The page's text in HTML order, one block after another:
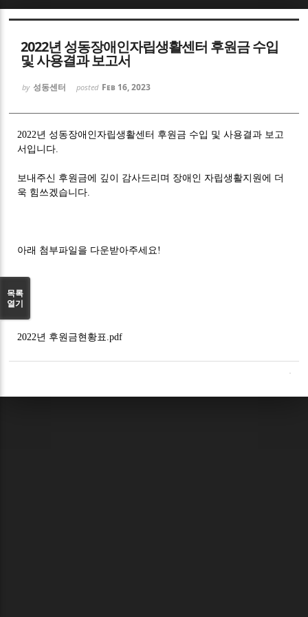
2022년 성동장애인자립생활센터 후원금 수입
및 사용결과 보고서
by 성동센터 posted Feb 16, 2023
2022년 성동장애인자립생활센터 후원금 수입 및 사용결과 보고
서입니다.
보내주신 후원금에 깊이 감사드리며 장애인 자립생활지원에 더
욱 힘쓰겠습니다.
아래 첨부파일을 다운받아주세요!
2022년 후원금현황표.pdf
목록
열기
Sketchbook5, 스케치북5
Sketchbook5, 스케치북5